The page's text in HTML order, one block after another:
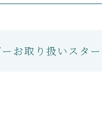
お取り扱いスタ